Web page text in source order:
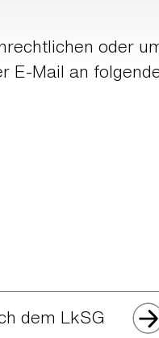
oder
E-Mail an
dem LkSG